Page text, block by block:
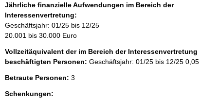
Jährliche finanzielle Aufwendungen im Bereich der
Interessenvertretung:
Geschäftsjahr: 01/25 bis 12/25
20.001 bis 30.000 Euro
Vollzeitäquivalent der im Bereich der Interessenvertretung
beschäftigten Personen: Geschäftsjahr: 01/25 bis 12/25 0,05
Betraute Personen: 3
Schenkungen: